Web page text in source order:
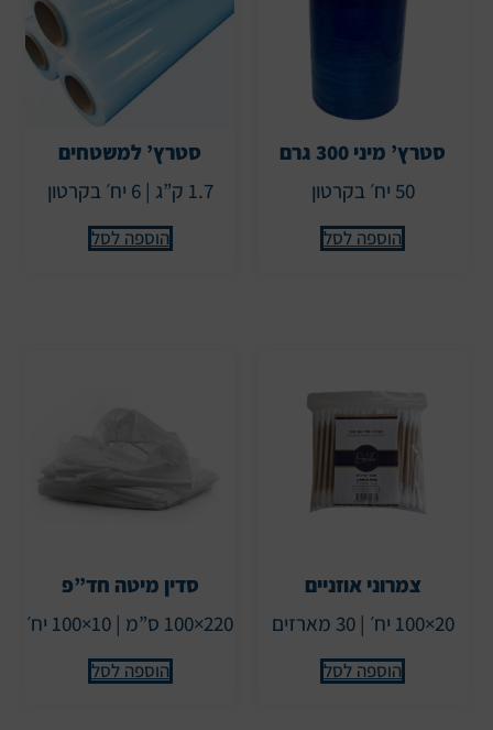
סטרץ’ מיני 300 גרם
50 יח׳ בקרטון
הוספה לסל
סטרץ’ למשטחים
1.7 ק”ג | 6 יח׳ בקרטון
הוספה לסל
צמרוני אוזניים
20×100 יח׳ | 30 מארזים
הוספה לסל
סדין מיטה חד”פ
220×100 ס”מ | 10×100 יח׳
הוספה לסל